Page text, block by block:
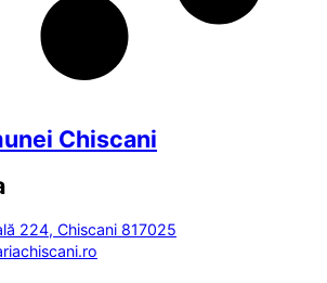
Chiscani
224, Chiscani 817025